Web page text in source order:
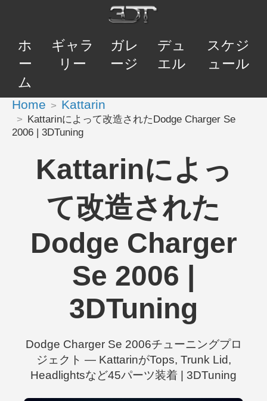
ホ
ー
ム
ギャラ
リー
ガレ
ージ
デュ
エル
スケジ
ュール
Home Kattarin
Kattarinによって改造されたDodge Charger Se
2006 | 3DTuning
Kattarinによっ
て改造された
Dodge Charger
Se 2006 |
3DTuning
Dodge Charger Se 2006チューニングプロ
ジェクト — KattarinがTops, Trunk Lid,
Headlightsなど45パーツ装着 | 3DTuning